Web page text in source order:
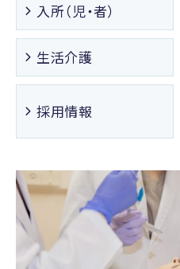
入所（児・者）
生活介護
採用情報